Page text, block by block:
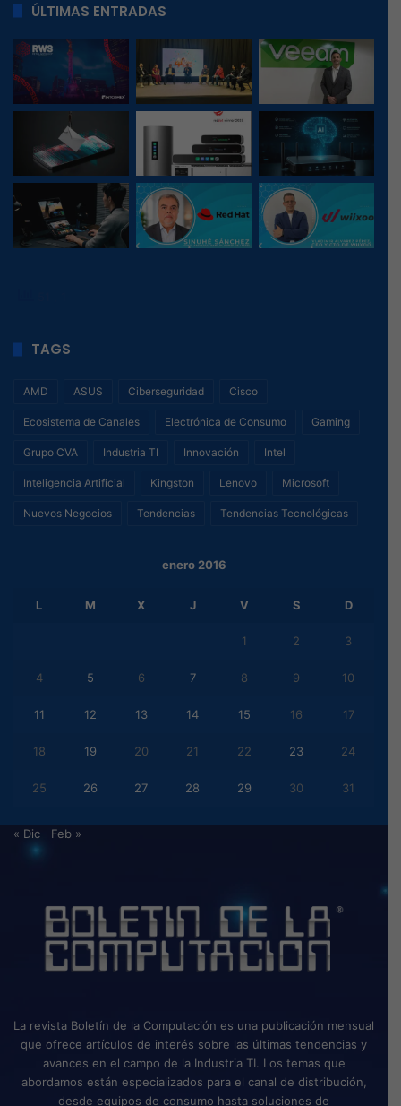
ÚLTIMAS ENTRADAS
TAGS
AMD ASUS Ciberseguridad Cisco
Ecosistema de Canales Electrónica de Consumo Gaming
Grupo CVA Industria TI Innovación Intel
Inteligencia Artificial Kingston Lenovo Microsoft
Nuevos Negocios Tendencias Tendencias Tecnológicas
enero 2016
L M X J V S D
1 2 3
4 5 6 7 8 9 10
11 12 13 14 15 16 17
18 19 20 21 22 23 24
25 26 27 28 29 30 31
« Dic Feb »
La revista Boletín de la Computación es una publicación mensual
que ofrece artículos de interés sobre las últimas tendencias y
avances en el campo de la Industria TI. Los temas que
abordamos están especializados para el canal de distribución,
desde equipos de consumo hasta soluciones de